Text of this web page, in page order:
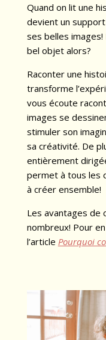
Quand on lit une
devient un
ses belles
bel objet alors?
Raconter une
transforme
vous écoute
images se
stimuler son
sa créativité. De
entièrement
permet à tous les
à créer ensemble!
Les avantages de
nombreux! Pour
l’article Pourquoi